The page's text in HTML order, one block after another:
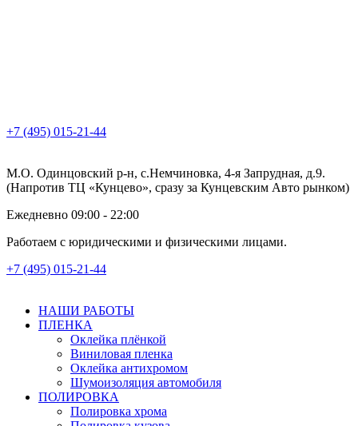
+7 (495) 015-21-44
М.О. Одинцовский р-н, с.Немчиновка, 4-я Запрудная, д.9.
(Напротив ТЦ «Кунцево», сразу за Кунцевским Авто рынком)
Ежедневно 09:00 - 22:00
Работаем с юридическими и физическими лицами.
+7 (495) 015-21-44
НАШИ РАБОТЫ
ПЛЕНКА
Оклейка плёнкой
Виниловая пленка
Оклейка антихромом
Шумоизоляция автомобиля
ПОЛИРОВКА
Полировка хрома